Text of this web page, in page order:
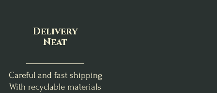
Delivery
Neat
Careful and fast shipping
With recyclable materials